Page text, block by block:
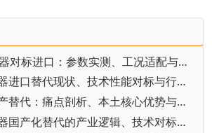
▪ NCH扭矩传感器对标进口：参数实测、工况适配与国产化替代落地技术解析
▪ 国产测力传感器进口替代现状、技术性能对标与行业发展趋势｜NCH国产化技术落地分析
▪ 测力传感器国产替代：痛点剖析、本土核心优势与行业趋势——NCH 技术创新及国产化落地实践
▪ 工业称重传感器国产化替代的产业逻辑、技术对标与落地实践｜NCH自主化技术赋能智能制造